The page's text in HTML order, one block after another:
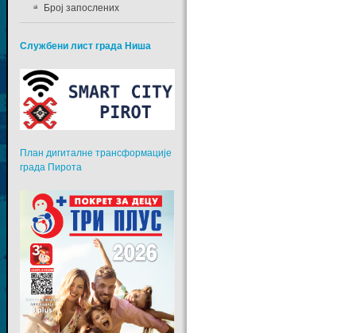
Број запослених
Службени лист града Ниша
План дигиталне трансформације
града Пирота